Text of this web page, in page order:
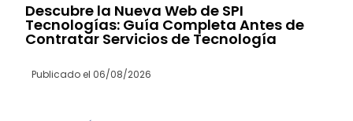
Descubre la Nueva Web de SPI
Tecnologías: Guía Completa Antes de
Contratar Servicios de Tecnología
Publicado el 06/08/2026